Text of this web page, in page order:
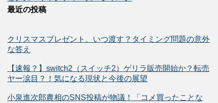
最近の投稿
クリスマスプレゼント、いつ渡す？タイミング問題の意外
な答え
【速報？】switch2（スイッチ2）ゲリラ販売開始か？転売
ヤー涙目？！気になる現状と今後の展望
小泉進次郎農相のSNS投稿が物議！「コメ買ったことな